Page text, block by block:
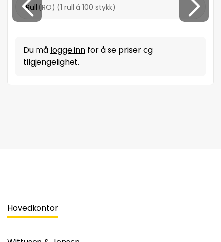
Rull (RO) (1 rull á 100 stykk)
Du må logge inn for å se priser og
tilgjengelighet.
Hovedkontor